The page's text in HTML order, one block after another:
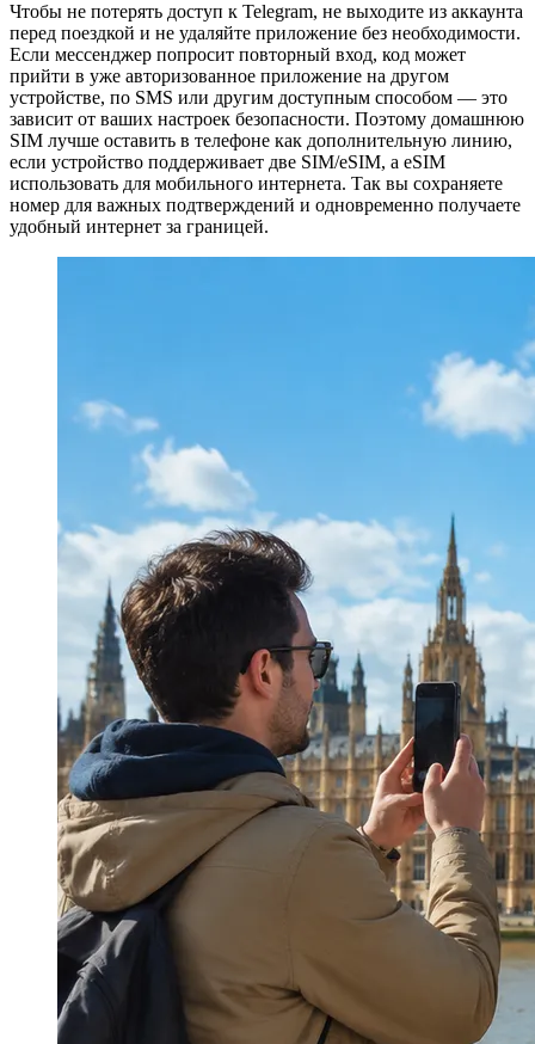
Чтобы не потерять доступ к Telegram, не выходите из аккаунта
перед поездкой и не удаляйте приложение без необходимости.
Если мессенджер попросит повторный вход, код может
прийти в уже авторизованное приложение на другом
устройстве, по SMS или другим доступным способом — это
зависит от ваших настроек безопасности. Поэтому домашнюю
SIM лучше оставить в телефоне как дополнительную линию,
если устройство поддерживает две SIM/eSIM, а eSIM
использовать для мобильного интернета. Так вы сохраняете
номер для важных подтверждений и одновременно получаете
удобный интернет за границей.